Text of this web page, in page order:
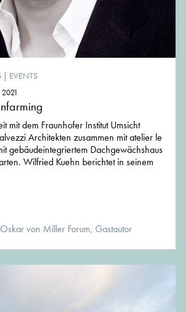
| EVENTS
mit dem Fraunhofer Institut Umsicht
Architekten zusammen mit atelier le
gebäudeintegriertem Dachgewächshaus
Wilfried Kuehn berichtet in seinem
von Miller Forum, Gastautor